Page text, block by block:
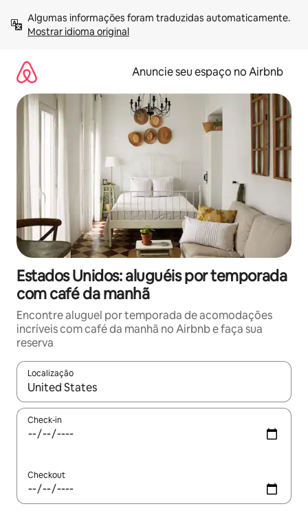
para
Mostrar idioma original
Anuncie seu espaço no Airbnb
Estados Unidos: aluguéis por temporada
com café da manhã
Encontre aluguel por temporada de acomodações
incríveis com café da manhã no Airbnb e faça sua
reserva
Localização
Quando os resultados estiverem disponíveis, explore-os
Check-in
Checkout